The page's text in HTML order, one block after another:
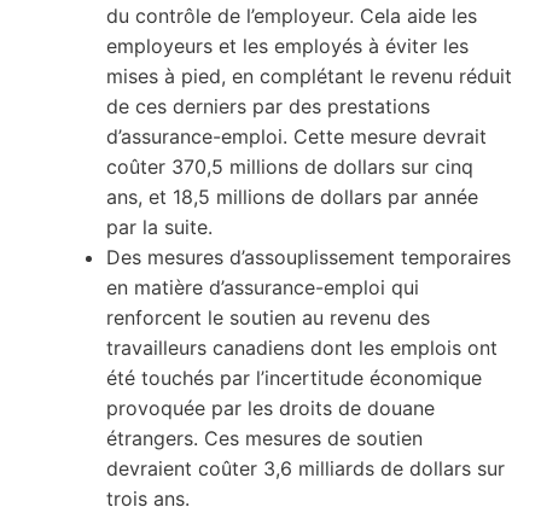
du contrôle de l’employeur. Cela aide les
employeurs et les employés à éviter les
mises à pied, en complétant le revenu réduit
de ces derniers par des prestations
d’assurance-emploi. Cette mesure devrait
coûter 370,5 millions de dollars sur cinq
ans, et 18,5 millions de dollars par année
par la suite.
Des mesures d’assouplissement temporaires
en matière d’assurance-emploi qui
renforcent le soutien au revenu des
travailleurs canadiens dont les emplois ont
été touchés par l’incertitude économique
provoquée par les droits de douane
étrangers. Ces mesures de soutien
devraient coûter 3,6 milliards de dollars sur
trois ans.